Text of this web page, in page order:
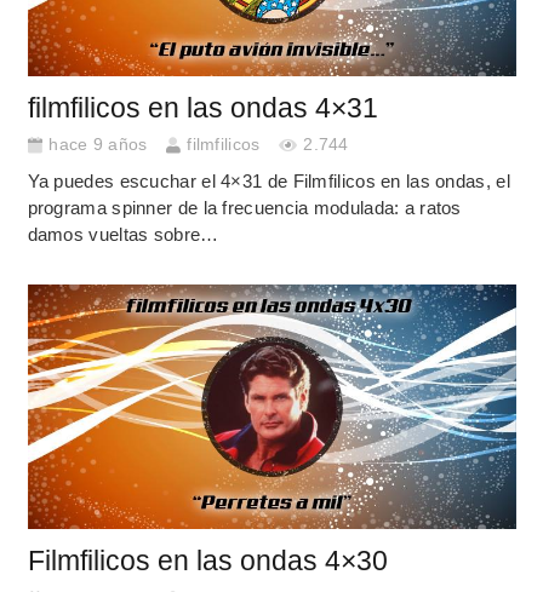
filmfilicos en las ondas 4×31
hace 9 años filmfilicos 2.744
Ya puedes escuchar el 4×31 de Filmfilicos en las ondas, el
programa spinner de la frecuencia modulada: a ratos
damos vueltas sobre…
Filmfilicos en las ondas 4×30